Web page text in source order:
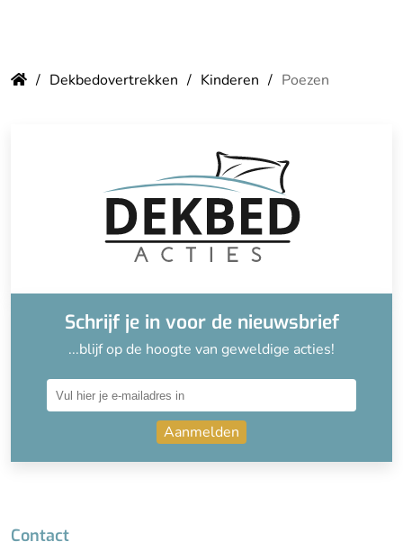
Dekbedovertrekken Kinderen Poezen
Schrijf je in voor de nieuwsbrief
...blijf op de hoogte van geweldige acties!
Aanmelden
Contact